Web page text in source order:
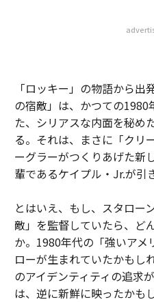
「ロッキー」の物語から
の宿敵」は、かつての1980
た、シリアスな内面を秘め
る。それは、まさに「クリ
ーグラーがつくりあげた新
輩であるケイプル・Jr.が引
とはいえ、もし、スタロー
敵」を監督していたら、ど
か。1980年代の「強いアメ
ローが生まれていたかもし
のアイデンティティの追求
は、逆に新鮮に映ったかも